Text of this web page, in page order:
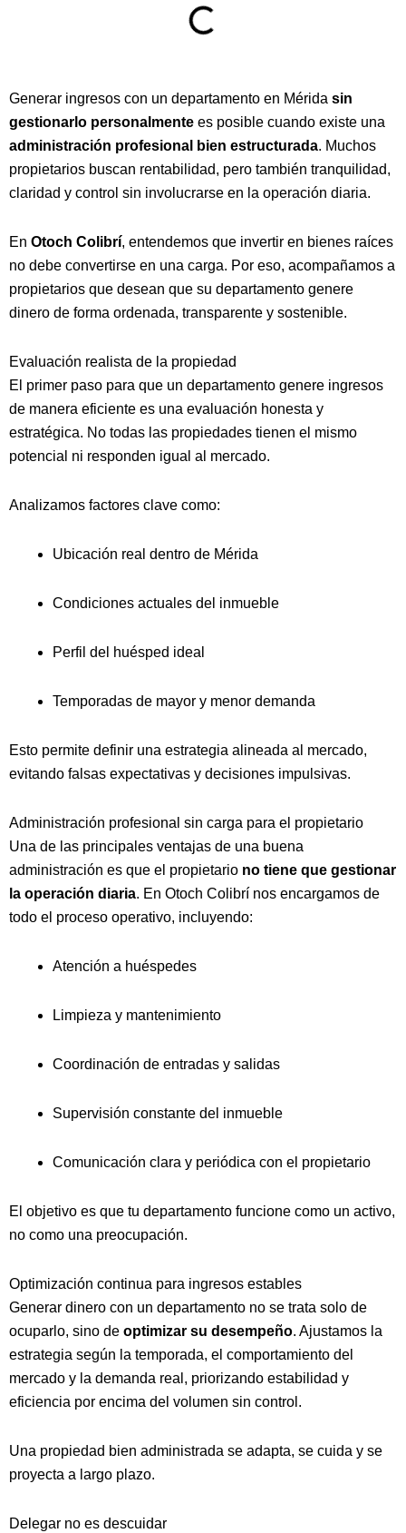
Generar ingresos con un departamento en Mérida sin
gestionarlo personalmente es posible cuando existe una
administración profesional bien estructurada. Muchos
propietarios buscan rentabilidad, pero también tranquilidad,
claridad y control sin involucrarse en la operación diaria.
En Otoch Colibrí, entendemos que invertir en bienes raíces
no debe convertirse en una carga. Por eso, acompañamos a
propietarios que desean que su departamento genere
dinero de forma ordenada, transparente y sostenible.
Evaluación realista de la propiedad
El primer paso para que un departamento genere ingresos
de manera eficiente es una evaluación honesta y
estratégica. No todas las propiedades tienen el mismo
potencial ni responden igual al mercado.
Analizamos factores clave como:
Ubicación real dentro de Mérida
Condiciones actuales del inmueble
Perfil del huésped ideal
Temporadas de mayor y menor demanda
Esto permite definir una estrategia alineada al mercado,
evitando falsas expectativas y decisiones impulsivas.
Administración profesional sin carga para el propietario
Una de las principales ventajas de una buena
administración es que el propietario no tiene que gestionar
la operación diaria. En Otoch Colibrí nos encargamos de
todo el proceso operativo, incluyendo:
Atención a huéspedes
Limpieza y mantenimiento
Coordinación de entradas y salidas
Supervisión constante del inmueble
Comunicación clara y periódica con el propietario
El objetivo es que tu departamento funcione como un activo,
no como una preocupación.
Optimización continua para ingresos estables
Generar dinero con un departamento no se trata solo de
ocuparlo, sino de optimizar su desempeño. Ajustamos la
estrategia según la temporada, el comportamiento del
mercado y la demanda real, priorizando estabilidad y
eficiencia por encima del volumen sin control.
Una propiedad bien administrada se adapta, se cuida y se
proyecta a largo plazo.
Delegar no es descuidar